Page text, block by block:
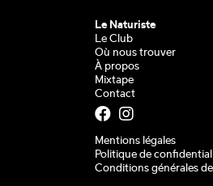
Le Naturiste
Le Club
Où nous trouver
À propos
Mixtape
Contact
Mentions légales
Politique de
Conditions générales